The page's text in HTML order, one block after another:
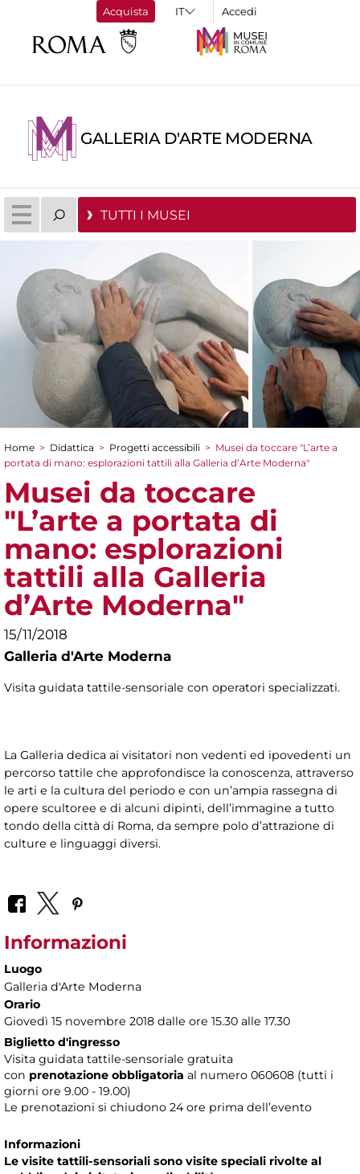
Acquista Accedi
GALLERIA D'ARTE MODERNA
TUTTI I MUSEI
Tu sei qui
Home > Didattica > Progetti accessibili > Musei da toccare "L’arte a
portata di mano: esplorazioni tattili alla Galleria d’Arte Moderna"
Musei da toccare
"L’arte a portata di
mano: esplorazioni
tattili alla Galleria
d’Arte Moderna"
15/11/2018
Galleria d'Arte Moderna
Visita guidata tattile-sensoriale con operatori specializzati.
La Galleria dedica ai visitatori non vedenti ed ipovedenti un
percorso tattile che approfondisce la conoscenza, attraverso
le arti e la cultura del periodo e con un’ampia rassegna di
opere scultoree e di alcuni dipinti, dell’immagine a tutto
tondo della città di Roma, da sempre polo d’attrazione di
culture e linguaggi diversi.
Informazioni
Luogo
Galleria d'Arte Moderna
Orario
Giovedì 15 novembre 2018 dalle ore 15.30 alle 17.30
Biglietto d'ingresso
Visita guidata tattile-sensoriale gratuita
con prenotazione obbligatoria al numero 060608 (tutti i
giorni ore 9.00 - 19.00)
Le prenotazioni si chiudono 24 ore prima dell’evento
Informazioni
Le visite tattili-sensoriali sono visite speciali rivolte al